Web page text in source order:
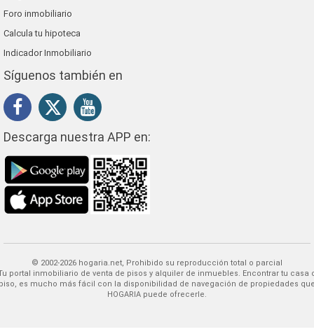
Foro inmobiliario
Calcula tu hipoteca
Indicador Inmobiliario
Síguenos también en
Descarga nuestra APP en:
© 2002-2026 hogaria.net, Prohibido su reproducción total o parcial
Encontrar tu casa o
es mucho más fácil con la disponibilidad de navegación de propiedades
HOGARIA puede ofrecerle.